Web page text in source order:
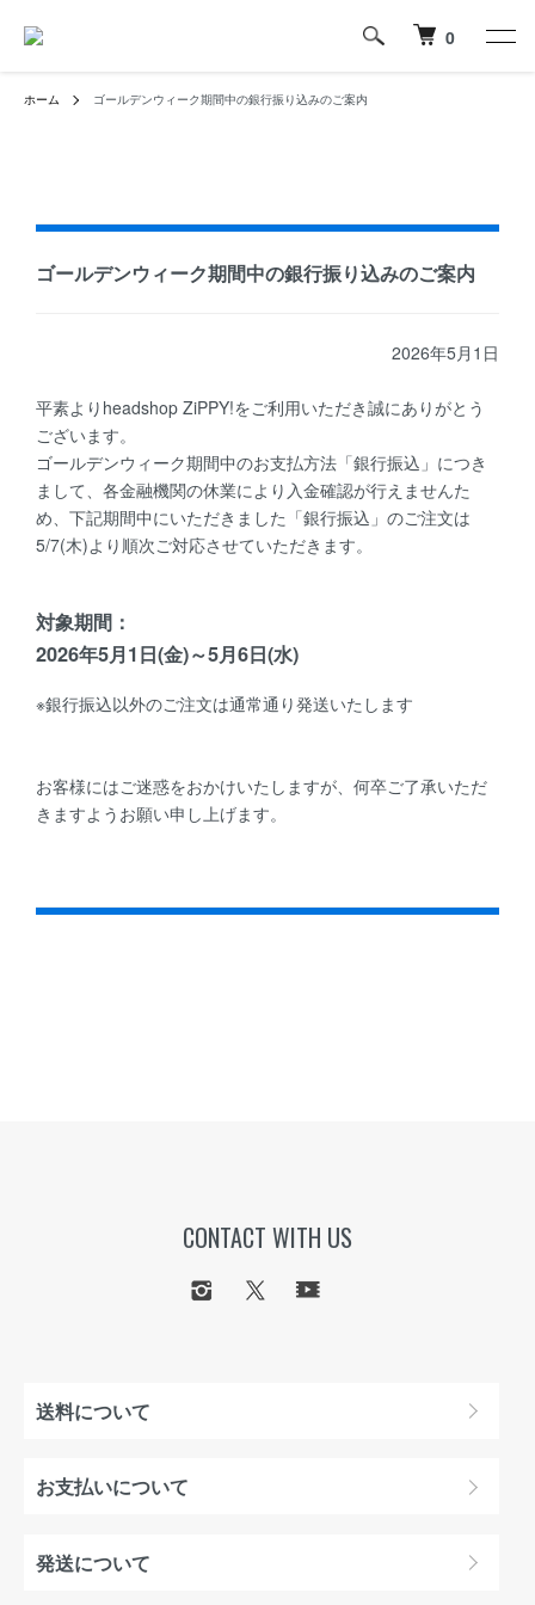
0
ホーム ゴールデンウィーク期間中の銀行振り込みのご案内
ゴールデンウィーク期間中の銀行振り込みのご案内
2026年5月1日
平素よりheadshop ZiPPY!をご利用いただき誠にありがとう
ございます。
ゴールデンウィーク期間中のお支払方法「銀行振込」につき
まして、各金融機関の休業により入金確認が行えませんた
め、下記期間中にいただきました「銀行振込」のご注文は
5/7(木)より順次ご対応させていただきます。
対象期間：
2026年5月1日(金)～5月6日(水)
※銀行振込以外のご注文は通常通り発送いたします
お客様にはご迷惑をおかけいたしますが、何卒ご了承いただ
きますようお願い申し上げます。
CONTACT WITH US
送料について
お支払いについて
発送について